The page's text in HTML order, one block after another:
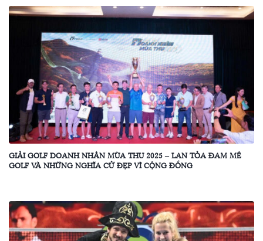
GIẢI GOLF DOANH NHÂN MÙA THU 2025 – LAN TỎA ĐAM MÊ
GOLF VÀ NHỮNG NGHĨA CỬ ĐẸP VÌ CỘNG ĐỒNG